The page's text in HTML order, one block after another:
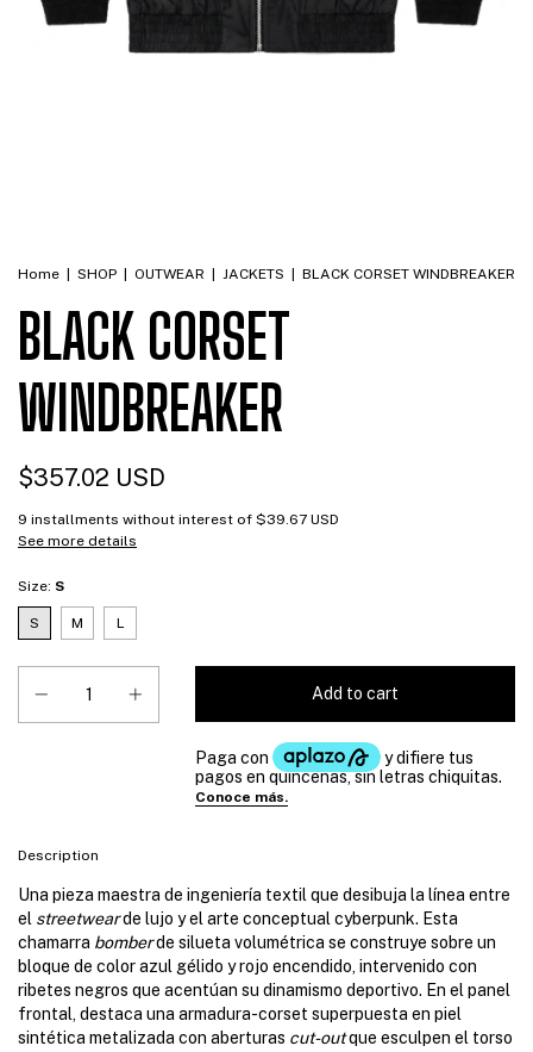
Home | SHOP | OUTWEAR | JACKETS | BLACK CORSET WINDBREAKER
BLACK CORSET
WINDBREAKER
$357.02 USD
9 installments without interest of $39.67 USD
See more details
Size: S
S M L
Description
Una pieza maestra de ingeniería textil que desibuja la línea entre
el streetwearde lujo y el arte conceptual cyberpunk. Esta
chamarra bomberde silueta volumétrica se construye sobre un
bloque de color azul gélido y rojo encendido, intervenido con
ribetes negros que acentúan su dinamismo deportivo. En el panel
frontal, destaca una armadura-corset superpuesta en piel
sintética metalizada con aberturas cut-outque esculpen el torso